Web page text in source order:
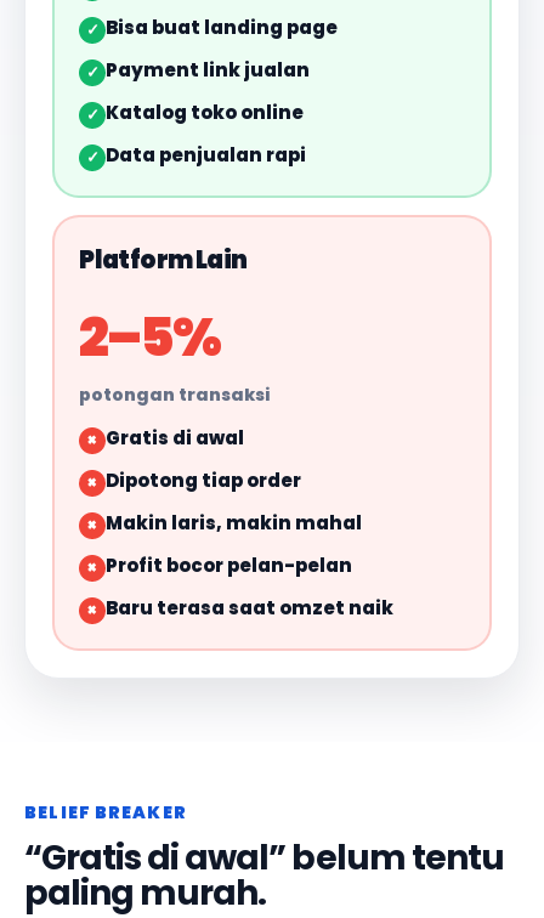
✓ Bisa buat landing page
✓ Payment link jualan
✓ Katalog toko online
✓ Data penjualan rapi
Platform Lain
2–5%
potongan transaksi
× Gratis di awal
× Dipotong tiap order
× Makin laris, makin mahal
× Profit bocor pelan-pelan
× Baru terasa saat omzet naik
BELIEF BREAKER
“Gratis di awal” belum tentu
paling murah.